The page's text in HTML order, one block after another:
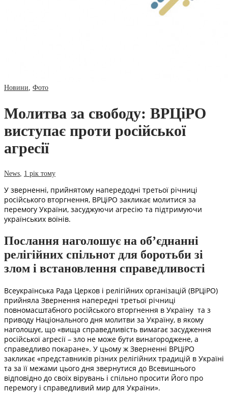
Новини Фото
Молитва за свободу: ВРЦіРО
виступає проти російської
агресії
News 1 рік тому
У зверненні, прийнятому напередодні третьої річниці
російського вторгнення, ВРЦіРО закликає молитися за
перемогу України, засуджуючи агресію та підтримуючи
українських воїнів.
Послання наголошує на об’єднанні
релігійних спільнот для боротьби зі
злом і встановлення справедливості
Всеукраїнська Рада Церков і релігійних організацій (ВРЦіРО)
прийняла Звернення напередні третьої річниці
повномасштабного російського вторгнення в Україну та з
приводу Національного дня молитви за Україну, в якому
наголошує, що «вища справедливість вимагає засудження
російської агресії – зло не може бути винагороджене, а
справедливо покаране». У цьому ж Зверненні ВРЦіРО
закликає «представників різних релігійних традицій в Україні
та за її межами цього дня звернутися до Всевишнього
відповідно до своїх вірувань і спільно просити Його про
перемогу і справедливий мир для України».